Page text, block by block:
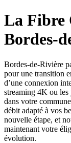
La Fibre
Bordes-
Bordes-de-Rivière
pour une transition
d’une connexion
streaming 4K ou
dans votre
débit adapté à vos
nouvelle étape, et
maintenant votre
évolution.